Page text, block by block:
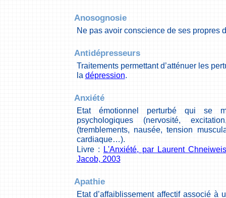
Anosognosie
Ne pas avoir conscience de ses propres
Antidépresseurs
Traitements permettant d’atténuer les
la dépression.
Anxiété
Etat émotionnel perturbé qui se
psychologiques (nervosité,
(tremblements, nausée, tension
cardiaque…).
Livre : L'Anxiété, par Laurent
Jacob, 2003
Apathie
Etat d’affaiblissement affectif associé à